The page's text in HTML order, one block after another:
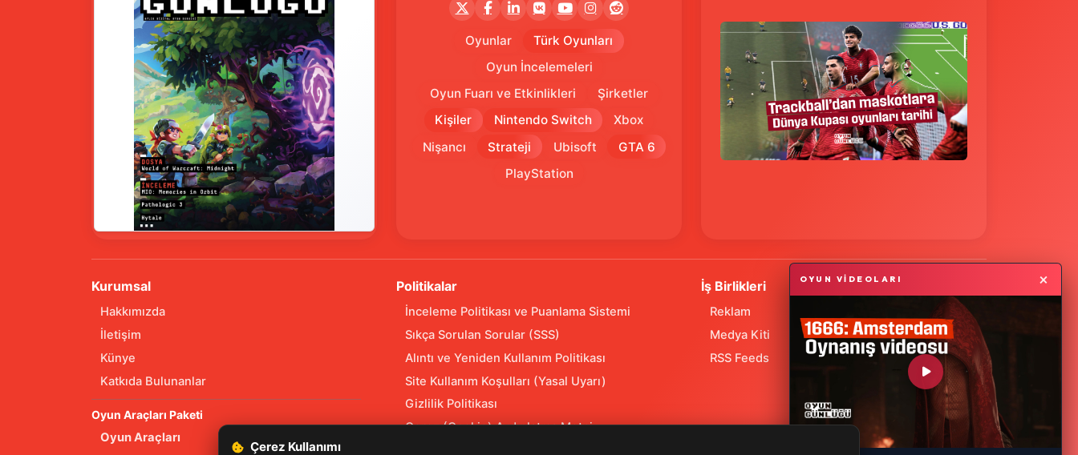
Çerez Kullanımı
Oyunlar
Türk Oyunları
Oyun İncelemeleri
Oyun Fuarı ve Etkinlikleri
Şirketler
Kişiler
Nintendo Switch
Xbox
Nişancı
Strateji Ubisoft
GTA 6
PlayStation
Kurumsal
Hakkımızda
İletişim
Künye
Katkıda Bulunanlar
Oyun Araçları Paketi
Oyun Araçları
Politikalar
İnceleme Politikası ve Puanlama Sistemi
Sıkça Sorulan Sorular (SSS)
Alıntı ve Yeniden Kullanım Politikası
Site Kullanım Koşulları (Yasal Uyarı)
Gizlilik Politikası
Çerez (Cookie) Aydınlatma Metni
İş Birlikleri
Reklam
Medya Kiti
RSS Feeds
OYUN VİDEOLARI ×